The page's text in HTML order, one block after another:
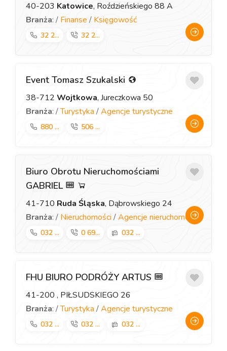
40-203 Katowice, Roździeńskiego 88 A
Branża: / Finanse / Księgowość
32 2... 32 2...
Event Tomasz Szukalski
38-712 Wojtkowa, Jureczkowa 50
Branża: /Turystyka /Agencje turystyczne
880 ... 506 ...
Biuro Obrotu Nieruchomościami
GABRIEL
41-710 Ruda Śląska, Dąbrowskiego 24
Branża: / Nieruchomości /Agencje nieruchomości
032 ... 0 69... 032 ...
FHU BIURO PODRÓŻY ARTUS
41-200 , PIŁSUDSKIEGO 26
Branża: /Turystyka /Agencje turystyczne
032 ... 032 ... 032 ...